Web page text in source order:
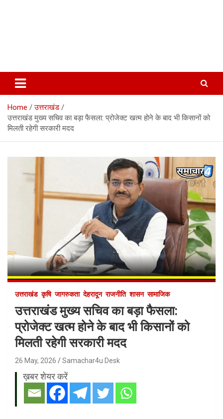
Home
उत्तराखंड
उत्तराखंड मुख्य सचिव का बड़ा फैसला: प्रोजेक्ट खत्म होने के बाद भी किसानों को
मिलती रहेगी सरकारी मदद
उत्तराखंड कृषि जागरुकता देहरादून राजनीति शासन सामाजिक
उत्तराखंड मुख्य सचिव का बड़ा फैसला:
प्रोजेक्ट खत्म होने के बाद भी किसानों को
मिलती रहेगी सरकारी मदद
26 May, 2026 Samachar4u Desk
ख़बर शेयर करें